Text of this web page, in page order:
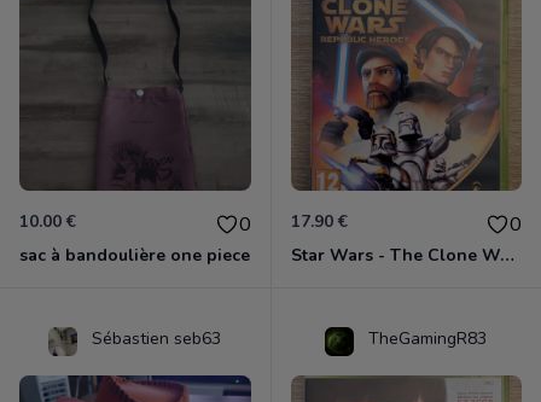
10.00 € 0
sac à bandoulière one piece
17.90 € 0
Star Wars - The Clone Wars - Les Héros De La République Xbox 360
Sébastien seb63 TheGamingR83